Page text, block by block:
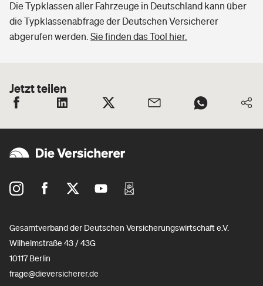
Die Typklassen aller Fahrzeuge in Deutschland kann über
die Typklassenabfrage der Deutschen Versicherer
abgerufen werden. Sie finden das Tool hier.
Jetzt teilen
Gesamtverband der Deutschen Versicherungswirtschaft e.V.
Wilhelmstraße 43 / 43G
10117 Berlin
frage@dieversicherer.de